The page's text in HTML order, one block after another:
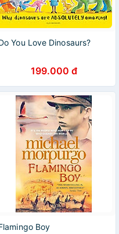
You Love Dinosaurs?
199.000 đ
Boy